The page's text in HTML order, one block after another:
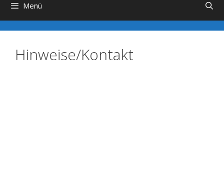
Menü
Hinweise/Kontakt